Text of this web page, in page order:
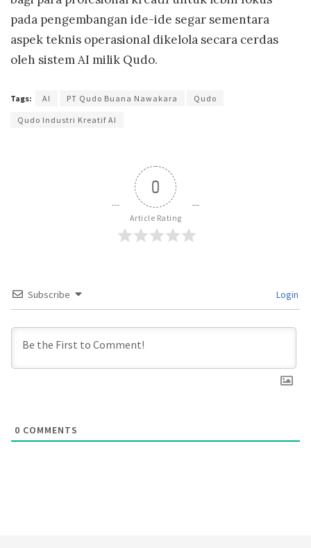
pada pengembangan ide-ide segar sementara
aspek teknis operasional dikelola secara cerdas
oleh sistem AI milik Qudo.
Tags: AI PT Qudo Buana Nawakara Qudo
Qudo Industri Kreatif AI
0
Article Rating
Subscribe Login
0 COMMENTS